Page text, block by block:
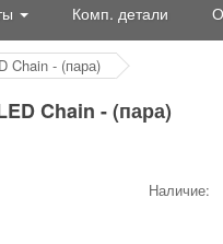
Комп. детали
Chain - (пара)
Chain - (пара)
Наличие: